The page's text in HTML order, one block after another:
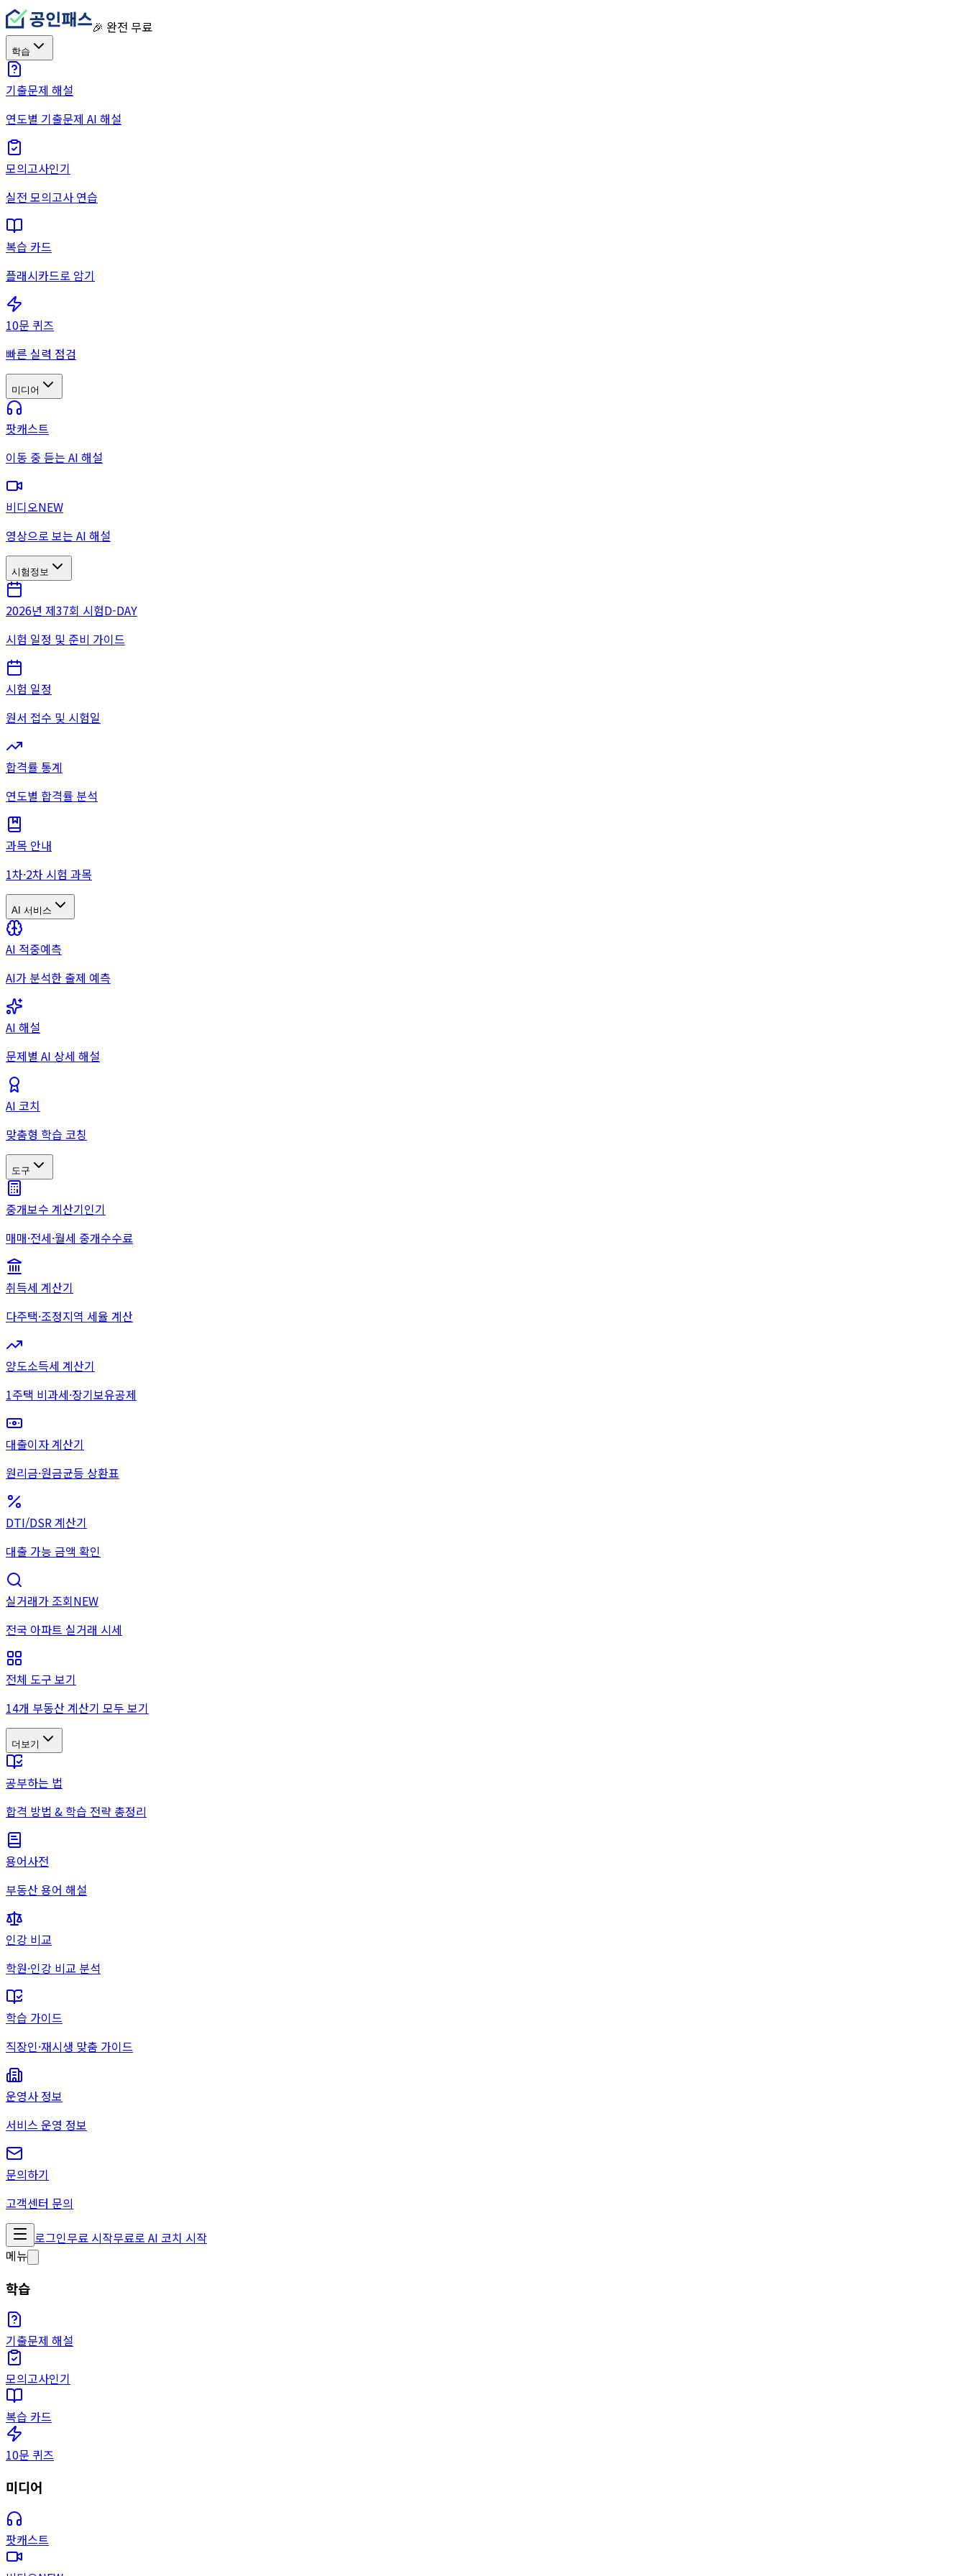
🎉 완전 무료
학습
기출문제 해설
연도별 기출문제 AI 해설
모의고사인기
실전 모의고사 연습
복습 카드
플래시카드로 암기
10문 퀴즈
빠른 실력 점검
미디어
팟캐스트
이동 중 듣는 AI 해설
비디오NEW
영상으로 보는 AI 해설
시험정보
2026년 제37회 시험D-DAY
시험 일정 및 준비 가이드
시험 일정
원서 접수 및 시험일
합격률 통계
연도별 합격률 분석
과목 안내
1차·2차 시험 과목
AI 서비스
AI 적중예측
AI가 분석한 출제 예측
AI 해설
문제별 AI 상세 해설
AI 코치
맞춤형 학습 코칭
도구
중개보수 계산기인기
매매·전세·월세 중개수수료
취득세 계산기
다주택·조정지역 세율 계산
양도소득세 계산기
1주택 비과세·장기보유공제
대출이자 계산기
원리금·원금균등 상환표
DTI/DSR 계산기
대출 가능 금액 확인
실거래가 조회NEW
전국 아파트 실거래 시세
전체 도구 보기
14개 부동산 계산기 모두 보기
더보기
공부하는 법
합격 방법 & 학습 전략 총정리
용어사전
부동산 용어 해설
인강 비교
학원·인강 비교 분석
학습 가이드
직장인·재시생 맞춤 가이드
운영사 정보
서비스 운영 정보
문의하기
고객센터 문의
로그인무료 시작무료로 AI 코치 시작
메뉴
학습
기출문제 해설
모의고사인기
복습 카드
10문 퀴즈
미디어
팟캐스트